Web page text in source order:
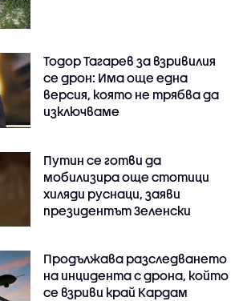
Тодор Тагарев за взривилия
се дрон: Има още една
версия, която не трябва да
изключваме
Путин се готви да
мобилизира още стотици
хиляди руснаци, заяви
президентът Зеленски
Продължава разследването
на инцидента с дрона, който
се взриви край Кардам